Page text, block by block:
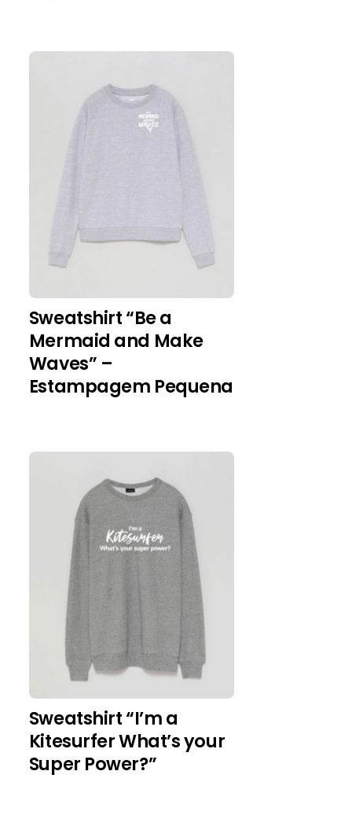
Sweatshirt “Be a
Mermaid and Make
Waves” –
Estampagem Pequena
Sweatshirt “I’m a
Kitesurfer What’s your
Super Power?”